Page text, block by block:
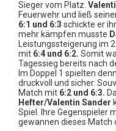
Sieger vom Platz.
Feuerwehr und ließ
6:1 und 6:3 schickte er
mehr kämpfen musste
Leistungssteigerung im
mit 6:4 und 6:2. Somit
Tagessieg bereits nach
Im Doppel 1 spielten denn
druckvoll und sicher.
Match mit 6:2 und 6:3.
Hefter/Valentin Sander
Spiel. Ihre Gegenspieler
gewannen dieses Match